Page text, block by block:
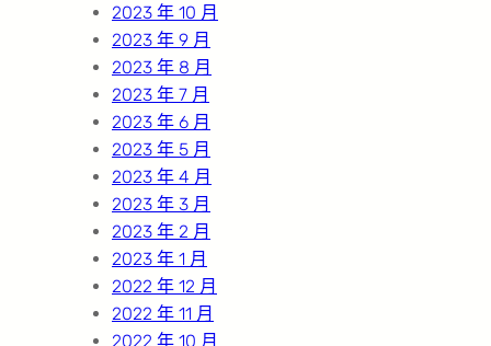
2023 年 10 月
2023 年 9 月
2023 年 8 月
2023 年 7 月
2023 年 6 月
2023 年 5 月
2023 年 4 月
2023 年 3 月
2023 年 2 月
2023 年 1 月
2022 年 12 月
2022 年 11 月
2022 年 10 月